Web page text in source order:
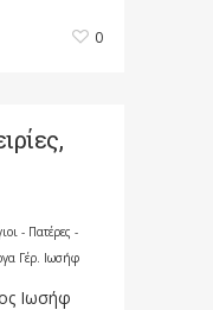
0
- Πατέρες -
Γέρ. Ιωσήφ
Ιωσήφ